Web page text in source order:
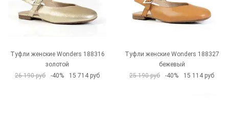
Туфли женские Wonders 188316
золотой
26 190 руб
-40% 15 714 руб
Туфли женские Wonders 188327
бежевый
25 190 руб
-40% 15 114 руб